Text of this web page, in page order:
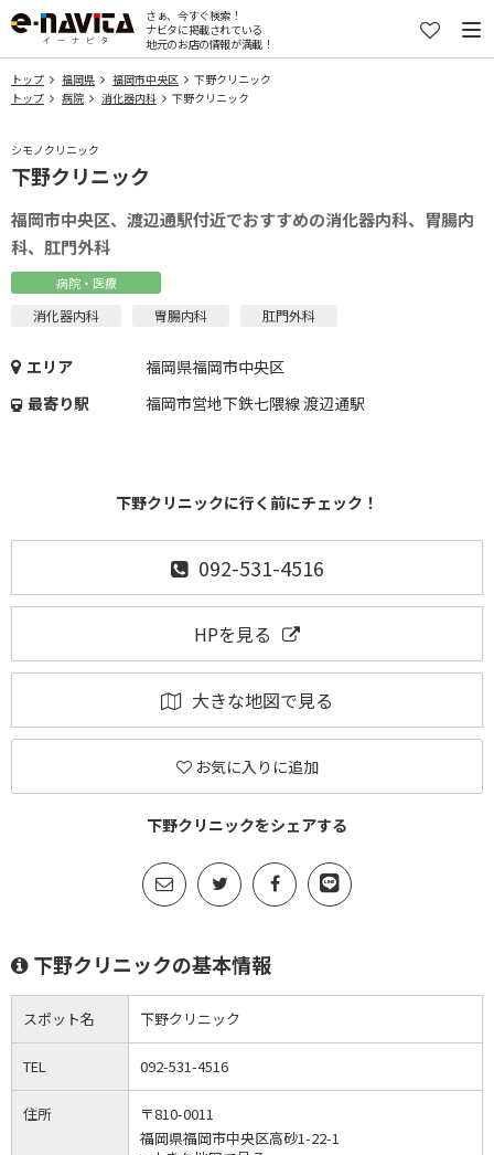
さぁ、今すぐ検索！
ナビタに掲載されている
地元のお店の情報が満載！
トップ 福岡県 福岡市中央区
下野クリニック
トップ
病院 消化器内科 下野クリニック
シモノクリニック
下野クリニック
福岡市中央区、渡辺通駅付近でおすすめの消化器内科、胃腸内
科、肛門外科
病院・医療
消化器内科 胃腸内科 肛門外科
エリア
福岡県福岡市中央区
最寄り駅
福岡市営地下鉄七隈線 渡辺通駅
下野クリニックに行く前にチェック！
092-531-4516
HPを見る
大きな地図で見る
お気に入りに追加
下野クリニックをシェアする
下野クリニックの基本情報
スポット名 下野クリニック
TEL 092-531-4516
住所
〒810-0011
福岡県福岡市中央区高砂1-22-1